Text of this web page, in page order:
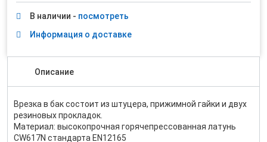
В наличии - посмотреть
Информация о доставке
Описание
Врезка в бак состоит из штуцера, прижимной гайки и двух
резиновых прокладок.
Материал: высокопрочная горячепрессованная латунь
CW617N стандарта EN12165